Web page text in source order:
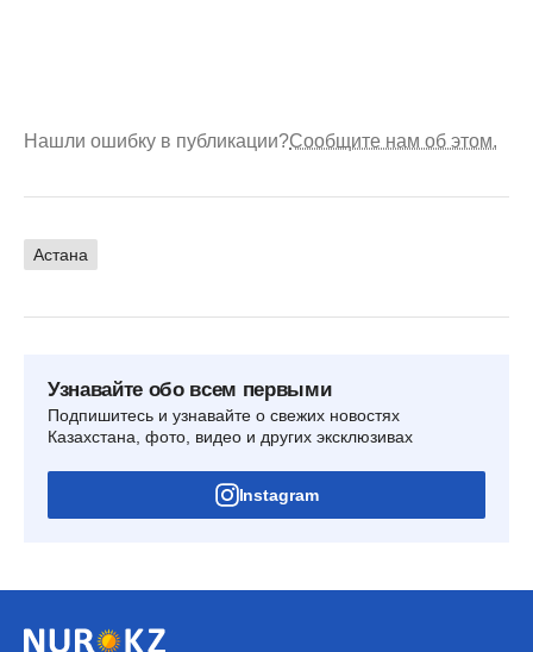
Нашли ошибку в публикации?Сообщите нам об этом.
Астана
Узнавайте обо всем первыми
Подпишитесь и узнавайте о свежих новостях
Казахстана, фото, видео и других эксклюзивах
Instagram